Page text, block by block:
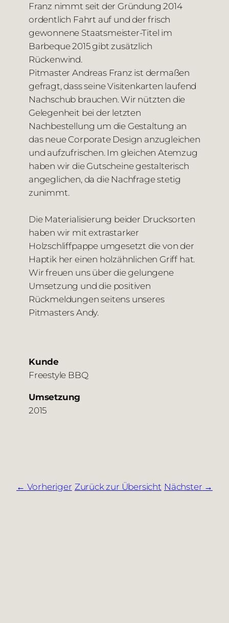
Franz nimmt seit der Gründung 2014
ordentlich Fahrt auf und der frisch
gewonnene Staatsmeister-Titel im
Barbeque 2015 gibt zusätzlich
Rückenwind.
Pitmaster Andreas Franz ist dermaßen
gefragt, dass seine Visitenkarten laufend
Nachschub brauchen. Wir nützten die
Gelegenheit bei der letzten
Nachbestellung um die Gestaltung an
das neue Corporate Design anzugleichen
und aufzufrischen. Im gleichen Atemzug
haben wir die Gutscheine gestalterisch
angeglichen, da die Nachfrage stetig
zunimmt.
Die Materialisierung beider Drucksorten
haben wir mit extrastarker
Holzschliffpappe umgesetzt die von der
Haptik her einen holzähnlichen Griff hat.
Wir freuen uns über die gelungene
Umsetzung und die positiven
Rückmeldungen seitens unseres
Pitmasters Andy.
Kunde
Freestyle BBQ
Umsetzung
2015
Vorheriger Zurück zur Übersicht Nächster